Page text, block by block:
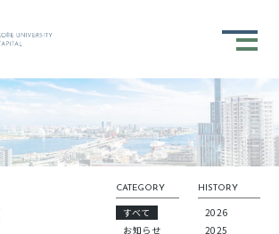
CATEGORY
すべて
お知らせ
HISTORY
2026
2025